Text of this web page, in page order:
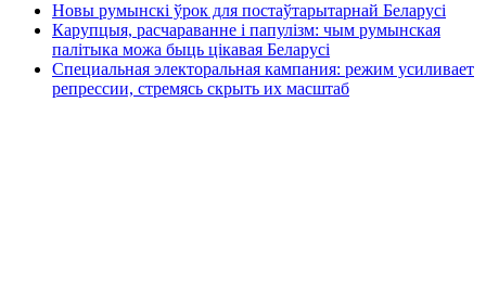
Новы румынскі ўрок для постаўтарытарнай Беларусі
Карупцыя, расчараванне і папулізм: чым румынская
палітыка можа быць цікавая Беларусі
Специальная электоральная кампания: режим усиливает
репрессии, стремясь скрыть их масштаб